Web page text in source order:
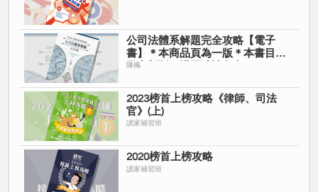
公司法體系解題完全攻略【電子
書】＊本商品頁為一版＊本書目前
已出新版＊購買時請留意＊
陳楓
2023榜首上榜攻略《律師、司法
官》(上)
讀家補習班
2020榜首上榜攻略
讀家補習班